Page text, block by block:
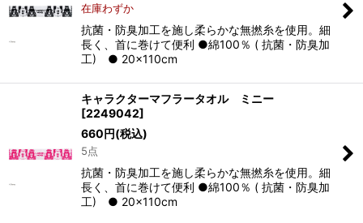
在庫わずか
抗菌・防臭加工を施し柔らかな無撚糸を使用。細
長く、首に巻けて便利 ●綿100％ ( 抗菌・防臭加
工) ● 20×110cm
キャラクターマフラータオル ミニー
[2249042]
660円(税込)
5点
抗菌・防臭加工を施し柔らかな無撚糸を使用。細
長く、首に巻けて便利 ●綿100％ ( 抗菌・防臭加
工) ● 20×110cm